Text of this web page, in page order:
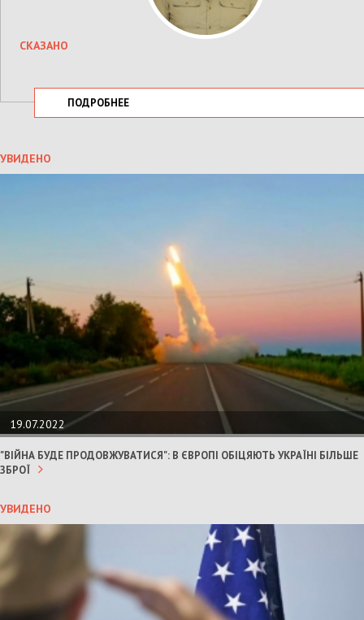
СКАЗАНО
ПОДРОБНЕЕ
УВИДЕНО
19.07.2022
"ВІЙНА БУДЕ ПРОДОВЖУВАТИСЯ": В ЄВРОПІ ОБІЦЯЮТЬ УКРАЇНІ БІЛЬШЕ
ЗБРОЇ
УВИДЕНО